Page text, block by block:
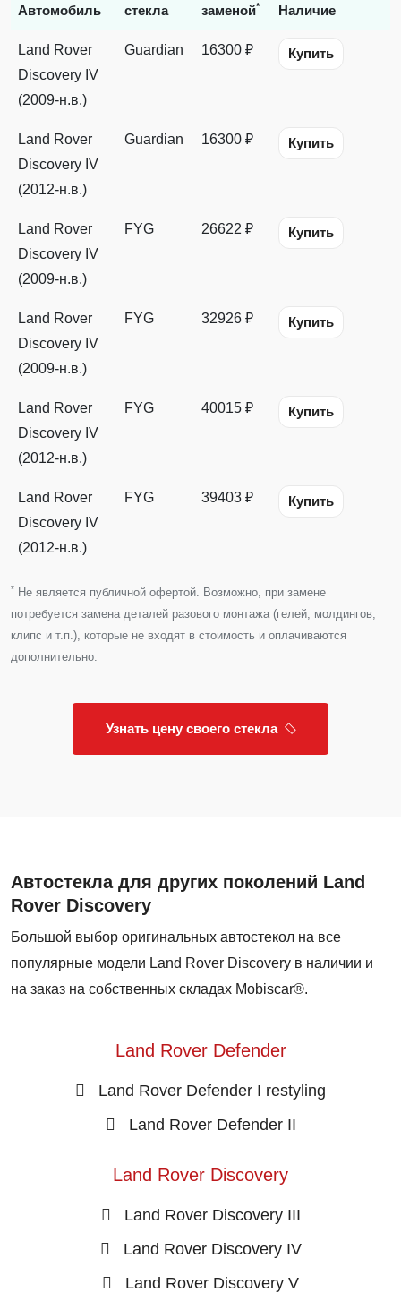
Автомобиль
стекла
заменой* Наличие
Land Rover
Discovery IV
(2009-н.в.)
Guardian 16300 ₽ Купить
Land Rover
Discovery IV
(2012-н.в.)
Guardian 16300 ₽ Купить
Land Rover
Discovery IV
(2009-н.в.)
FYG 26622 ₽ Купить
Land Rover
Discovery IV
(2009-н.в.)
FYG 32926 ₽ Купить
Land Rover
Discovery IV
(2012-н.в.)
FYG 40015 ₽ Купить
Land Rover
Discovery IV
(2012-н.в.)
FYG 39403 ₽ Купить
* Не является публичной офертой. Возможно, при замене
потребуется замена деталей разового монтажа (гелей, молдингов,
клипс и т.п.), которые не входят в стоимость и оплачиваются
дополнительно.
Узнать цену своего стекла
Автостекла для других поколений Land
Rover Discovery
Большой выбор оригинальных автостекол на все
популярные модели Land Rover Discovery в наличии и
на заказ на собственных складах Mobiscar®.
Land Rover Defender
Land Rover Defender I restyling
Land Rover Defender II
Land Rover Discovery
Land Rover Discovery III
Land Rover Discovery IV
Land Rover Discovery V